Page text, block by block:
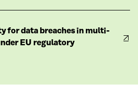
for data breaches in multi-
EU regulatory